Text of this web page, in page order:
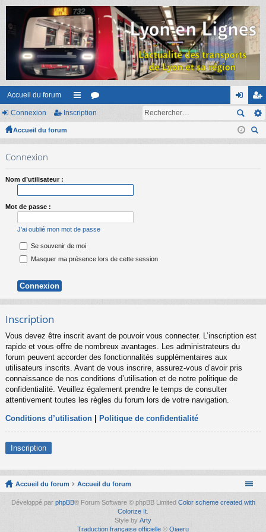
Accueil du forum
ac
s
or on
ne
ns
cri
Connexion Inscription
Accueil du forum
ec
Connexion
Nom d’utilisateur :
Mot de passe :
J’ai oublié mon mot de passe
Se souvenir de moi
Masquer ma présence lors de cette session
Inscription
Vous devez être inscrit avant de pouvoir vous connecter. L’inscription est
rapide et vous offre de nombreux avantages. Les administrateurs du
forum peuvent accorder des fonctionnalités supplémentaires aux
utilisateurs inscrits. Avant de vous inscrire, assurez-vous d’avoir pris
connaissance de nos conditions d’utilisation et de notre politique de
confidentialité. Veuillez également prendre le temps de consulter
attentivement toutes les règles du forum lors de votre navigation.
Conditions d’utilisation Politique de confidentialité
Inscription
Accueil du forum Accueil du forum
Développé par phpBB® Forum Software © phpBB Limited Color scheme created with
Colorize It.
Style by Arty
Traduction française officielle © Qiaeru